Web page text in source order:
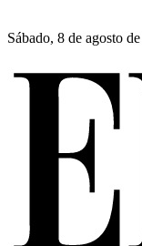
Sábado, 8 de agosto